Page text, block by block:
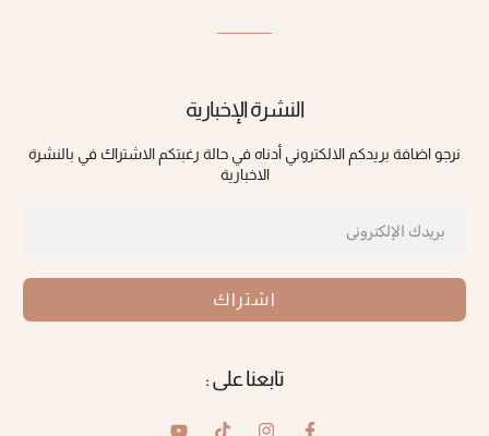
النشرة الإخبارية
نرجو اضافة بريدكم الالكتروني أدناه في حالة رغبتكم الاشتراك في بالنشرة
الاخبارية
اشتراك
تابعنا على :